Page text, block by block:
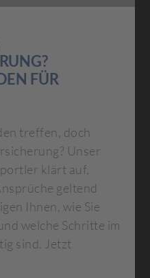
FÜR
treffen, doch
Unser
klärt auf,
geltend
Ihnen, wie Sie
welche Schritte im
sind. Jetzt